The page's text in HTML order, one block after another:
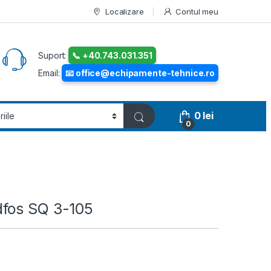
Localizare Contul meu
Suport:
📞 +40.743.031.351
Email:
📧 office@echipamente-tehnice.ro
0
0 lei
SQ 3-105